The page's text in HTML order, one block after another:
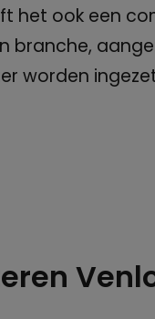
het ook een
branche,
worden